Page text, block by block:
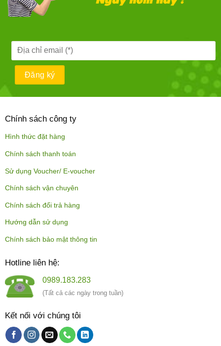
Chính sách công ty
Hình thức đặt hàng
Chính sách thanh toán
Sử dụng Voucher/ E-voucher
Chính sách vận chuyên
Chính sách đổi trả hàng
Hướng dẫn sử dụng
Chính sách bảo mật thông tin
Hotline liên hệ:
0989.183.283
(Tất cả các ngày trong tuần)
Kết nối với chúng tôi